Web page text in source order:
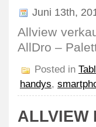
Juni 13th,
Allview
AllDro –
Posted in
handys,
ALLVIEW